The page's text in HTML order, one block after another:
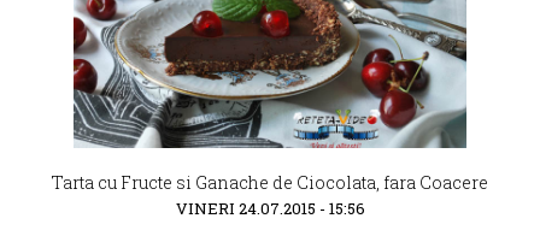
Tarta cu Fructe si Ganache de Ciocolata, fara Coacere
VINERI 24.07.2015 - 15:56